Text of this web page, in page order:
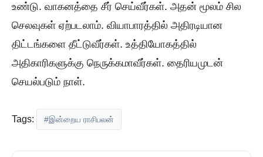
உண்டு. வாகனத்தை சீர் செய்வீர்கள். அதன் மூலம் சில
செலவுகள் ஏற்படலாம். வியாபாரத்தில் அதிரடியான
திட்டங்களை தீட்டுவீர்கள். உத்தியோகத்தில்
அதிகாரிகளுக்கு நெருக்கமாவீர்கள். தைரியமுடன்
செயல்படும் நாள்.
Tags: #இன்றைய ராசிபலன்